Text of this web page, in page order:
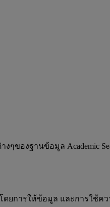
ๆของฐานข้อมูล Academic
ดยการให้ข้อมูล และการใช้ค